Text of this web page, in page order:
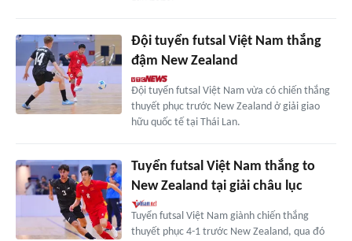
Đội tuyển futsal Việt Nam thắng
đậm New Zealand
Đội tuyển futsal Việt Nam vừa có chiến thắng
thuyết phục trước New Zealand ở giải giao
hữu quốc tế tại Thái Lan.
Tuyển futsal Việt Nam thắng to
New Zealand tại giải châu lục
Tuyển futsal Việt Nam giành chiến thắng
thuyết phục 4-1 trước New Zealand, qua đó